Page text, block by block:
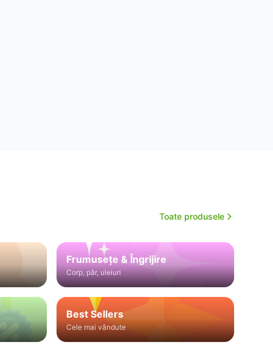
Toate produsele
Frumusețe & Îngrijire
Corp, păr, uleiuri
Best Sellers
Cele mai vândute